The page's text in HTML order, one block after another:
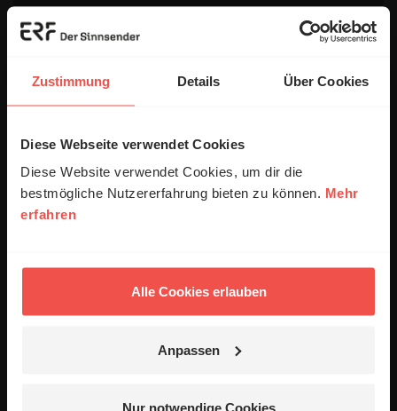
Zustimmung Details Über Cookies
Diese Webseite verwendet Cookies
Diese Website verwendet Cookies, um dir die
bestmögliche Nutzererfahrung bieten zu können. Mehr
erfahren
Alle Cookies erlauben
Anpassen
Nur notwendige Cookies
E-Mail:
Kommentar:
Meinen Kommentar nicht öffentlich teilen.
Verbesserung unseres Online-Angebots
ausgewertet werden. Es erfolgt keine Weitergabe
Ihrer Daten an Dritte. Näheres siehe